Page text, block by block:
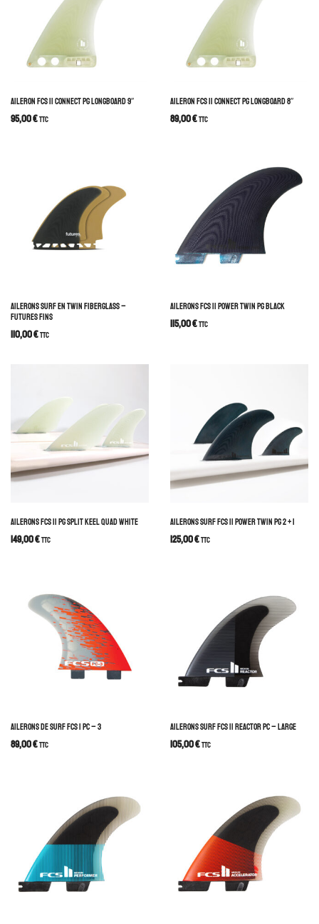
AILERON FCS II CONNECT PG LONGBOARD 9″
95,00€TTC
AILERON FCS II CONNECT PG LONGBOARD 8″
89,00€TTC
AILERONS SURF EN TWIN FIBERGLASS –
FUTURES FINS
110,00€TTC
AILERONS FCS II POWER TWIN PG BLACK
115,00€TTC
AILERONS FCS II PG SPLIT KEEL QUAD WHITE
149,00€TTC
AILERONS SURF FCS II POWER TWIN PG 2 + 1
125,00€TTC
AILERONS DE SURF FCS I PC – 3
89,00€TTC
AILERONS SURF FCS II REACTOR PC – LARGE
105,00€TTC